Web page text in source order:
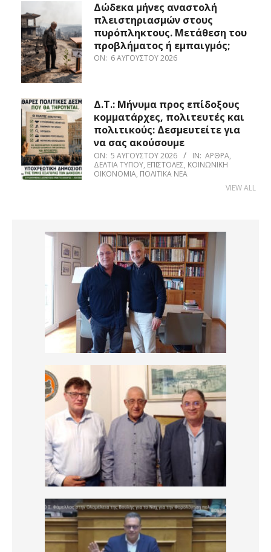
Δώδεκα μήνες αναστολή
πλειστηριασμών στους
πυρόπληκτους. Μετάθεση του
προβλήματος ή εμπαιγμός;
ON: 6 ΑΥΓΟΎΣΤΟΥ 2026
Δ.Τ.: Μήνυμα προς επίδοξους
κομματάρχες, πολιτευτές και
πολιτικούς: Δεσμευτείτε για
να σας ακούσουμε
ON: 5 ΑΥΓΟΎΣΤΟΥ 2026 IN: ΆΡΘΡΑ,
ΔΕΛΤΊΑ ΤΎΠΟΥ, ΕΠΙΣΤΟΛΈΣ, ΚΟΙΝΩΝΙΚΉ
ΟΙΚΟΝΟΜΊΑ, ΠΟΛΙΤΙΚΆ ΝΈΑ
VIEW ALL